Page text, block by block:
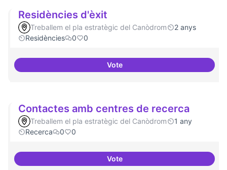
Residències d'èxit
Treballem el pla estratègic del Canòdrom
2 anys
Residències
0 0
VoteResidències d'èxit
Contactes amb centres de recerca
Treballem el pla estratègic del Canòdrom
1 any
Recerca
0 0
VoteContactes amb centres de